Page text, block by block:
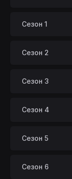
Сезон 1
Сезон 2
Сезон 3
Сезон 4
Сезон 5
Сезон 6